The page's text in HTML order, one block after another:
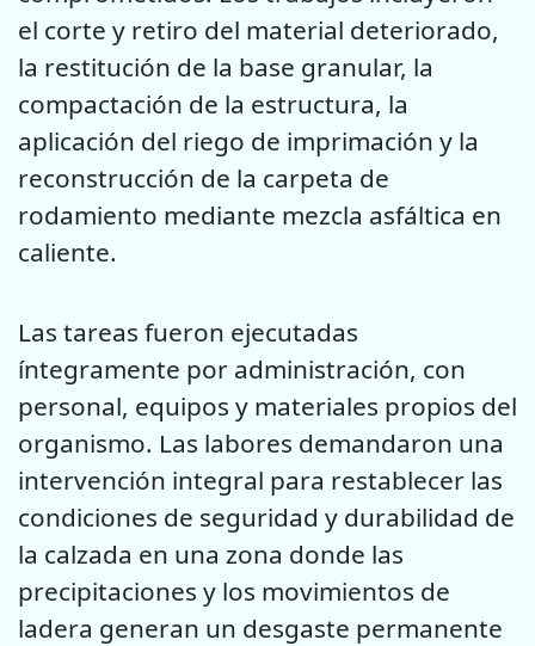
el corte y retiro del material deteriorado,
la restitución de la base granular, la
compactación de la estructura, la
aplicación del riego de imprimación y la
reconstrucción de la carpeta de
rodamiento mediante mezcla asfáltica en
caliente.
Las tareas fueron ejecutadas
íntegramente por administración, con
personal, equipos y materiales propios del
organismo. Las labores demandaron una
intervención integral para restablecer las
condiciones de seguridad y durabilidad de
la calzada en una zona donde las
precipitaciones y los movimientos de
ladera generan un desgaste permanente